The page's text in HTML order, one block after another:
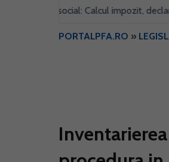
sediul social: Calcul impozit, declaratii
PORTALPFA.RO »